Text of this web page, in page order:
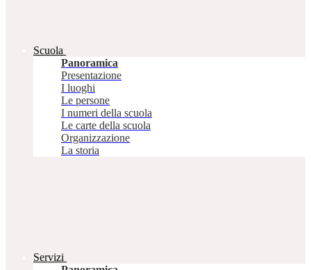
Scuola
Panoramica
Presentazione
I luoghi
Le persone
I numeri della scuola
Le carte della scuola
Organizzazione
La storia
Servizi